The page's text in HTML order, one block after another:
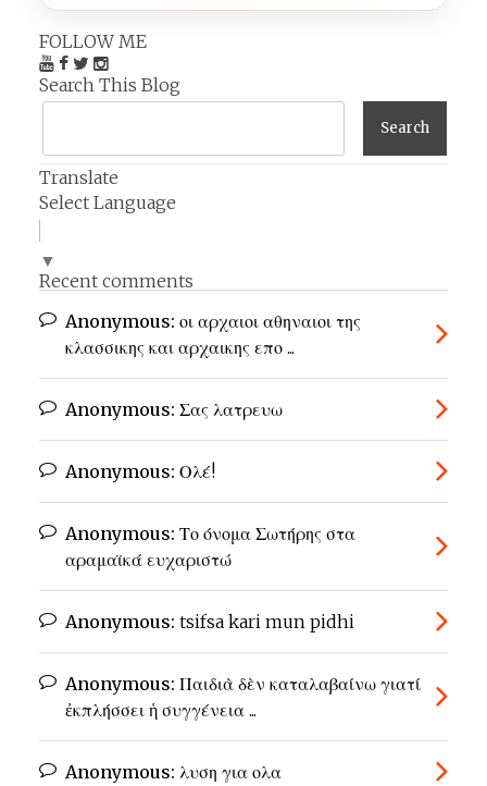
FOLLOW ME
Search This Blog
Translate
Select Language
▼
Recent comments
Anonymous: οι αρχαιοι αθηναιοι της
κλασσικης και αρχαικης επο ...
Anonymous: Σας λατρευω
Anonymous: Ολέ!
Anonymous: Το όνομα Σωτήρης στα
αραμαϊκά ευχαριστώ
Anonymous: tsifsa kari mun pidhi
Anonymous: Παιδιὰ δὲν καταλαβαίνω γιατί
ἐκπλήσσει ἡ συγγένεια ...
Anonymous: λυση για ολα